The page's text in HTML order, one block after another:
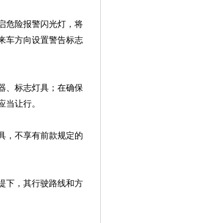
危险报警闪光灯，将
车方向设置警告标志
、标志灯具；在确保
让行。
不享有前款规定的
下，其行驶路线和方